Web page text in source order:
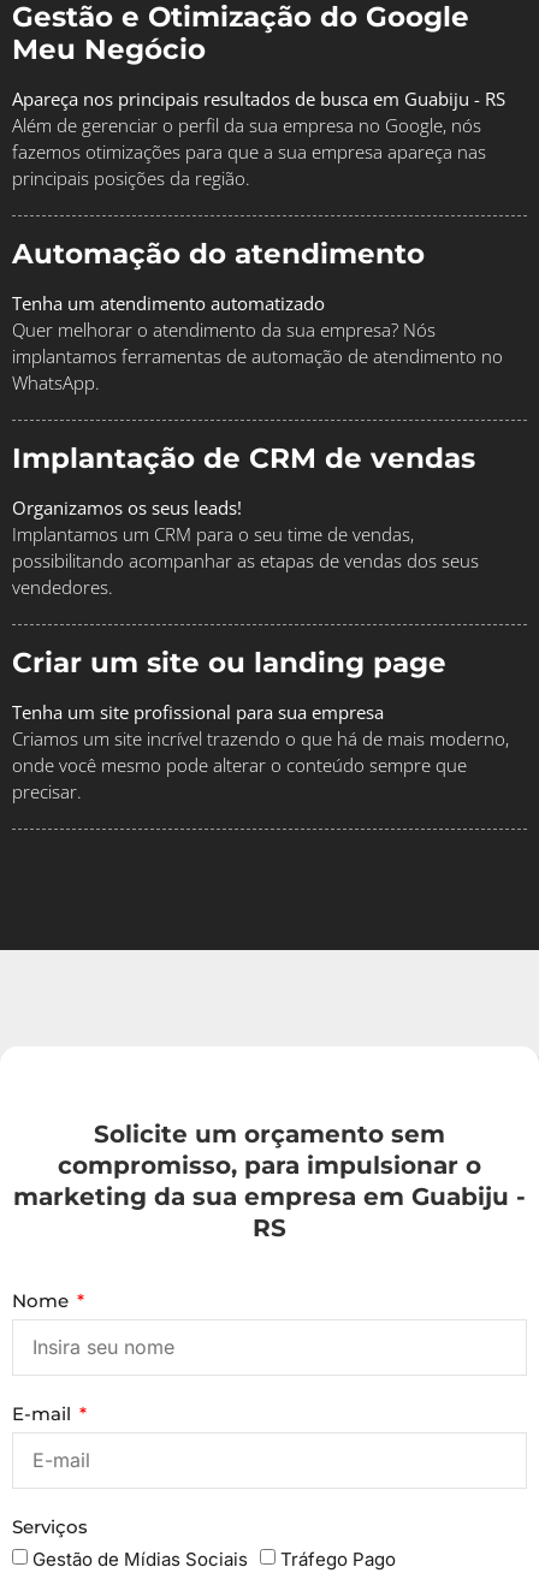
Gestão e Otimização do Google
Meu Negócio
Apareça nos principais resultados de busca em Guabiju - RS
Além de gerenciar o perfil da sua empresa no Google, nós
fazemos otimizações para que a sua empresa apareça nas
principais posições da região.
Automação do atendimento
Tenha um atendimento automatizado
Quer melhorar o atendimento da sua empresa? Nós
implantamos ferramentas de automação de atendimento no
WhatsApp.
Implantação de CRM de vendas
Organizamos os seus leads!
Implantamos um CRM para o seu time de vendas,
possibilitando acompanhar as etapas de vendas dos seus
vendedores.
Criar um site ou landing page
Tenha um site profissional para sua empresa
Criamos um site incrível trazendo o que há de mais moderno,
onde você mesmo pode alterar o conteúdo sempre que
precisar.
Solicite um orçamento sem
compromisso, para impulsionar o
marketing da sua empresa em Guabiju -
RS
Nome
E-mail
Serviços
Gestão de Mídias Sociais
Tráfego Pago